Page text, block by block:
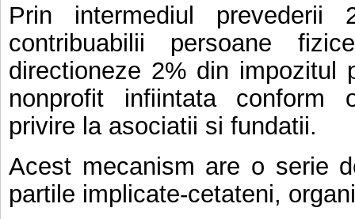
Prin intermediul
contribuabilii persoane
directioneze 2% din impozitul
nonprofit infiintata conform
privire la asociatii si fundatii.
Acest mecanism are o serie
partile implicate-cetateni,